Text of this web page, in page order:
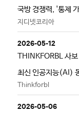
국방 경쟁력, '통제
지디넷코리아
2026-05-12
THINKFORBL 사
최신 인공지능(AI)
Thinkforbl
2026-05-06